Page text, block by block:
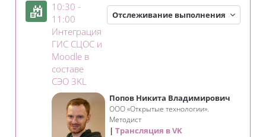
10:30 -
11:00
Интеграция
ГИС СЦОС и
Moodle в
составе
СЭО 3KL
Отслеживание выполнения
Попов Никита Владимирович
ООО «Открытые технологии».
Методист
Трансляция в VK